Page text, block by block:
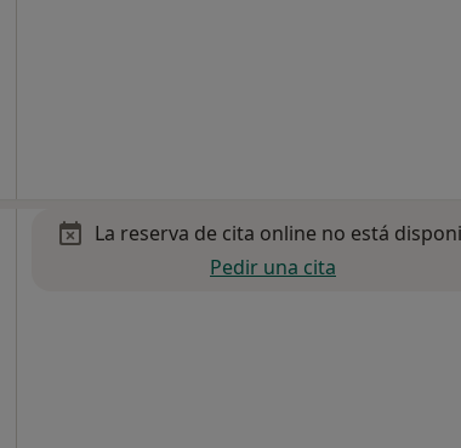
La reserva de cita online no está
Pedir una cita